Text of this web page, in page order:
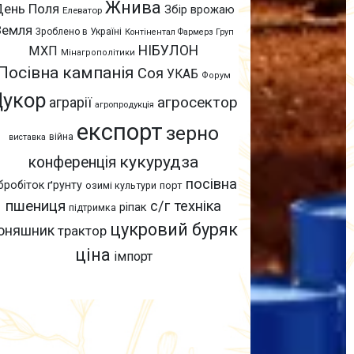
Поля Елеватор Жнива Збір врожаю
Зроблено в Україні Контінентал Фармерз Груп
МХП Мінагрополітики НІБУЛОН
кампанія Соя УКАБ Форум
аграрії агропродукція агросектор
виставка війна експорт зерно
конференція кукурудза
ґрунту озимі культури порт посівна
пшениця підтримка ріпак с/г техніка
трактор цукровий буряк
ціна імпорт